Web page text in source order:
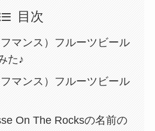
目次
マンス）フルーツビール
た♪
マンス）フルーツビール
On The Rocksの名前の